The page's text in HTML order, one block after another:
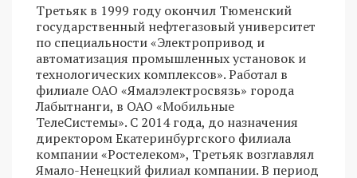
Третьяк в 1999 году окончил Тюменский
государственный нефтегазовый университет
по специальности «Электропривод и
автоматизация промышленных установок и
технологических комплексов». Работал в
филиале ОАО «Ямалэлектросвязь» города
Лабытнанги, в ОАО «Мобильные
ТелеСистемы». С 2014 года, до назначения
директором Екатеринбургского филиала
компании «Ростелеком», Третьяк возглавлял
Ямало-Ненецкий филиал компании. В период